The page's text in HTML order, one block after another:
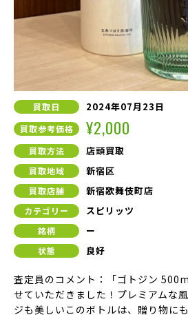
買取日 2024年07月23日
買取参考価格 ¥2,000
買取方法 店頭買取
買取地域 新宿区
買取店舗 新宿歌舞伎町店
カテゴリー スピリッツ
銘柄 ー
状態 良好
査定員のコメント：「ゴトジン
せていただきました！プレミアムな
ジも美しいこのボトルは、贈り物に